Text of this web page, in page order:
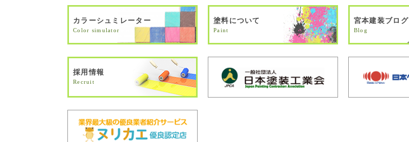
カラーシュミレーター
Color simulator
塗料について
Paint
宮本建装ブログ
Blog
採用情報
Recruit